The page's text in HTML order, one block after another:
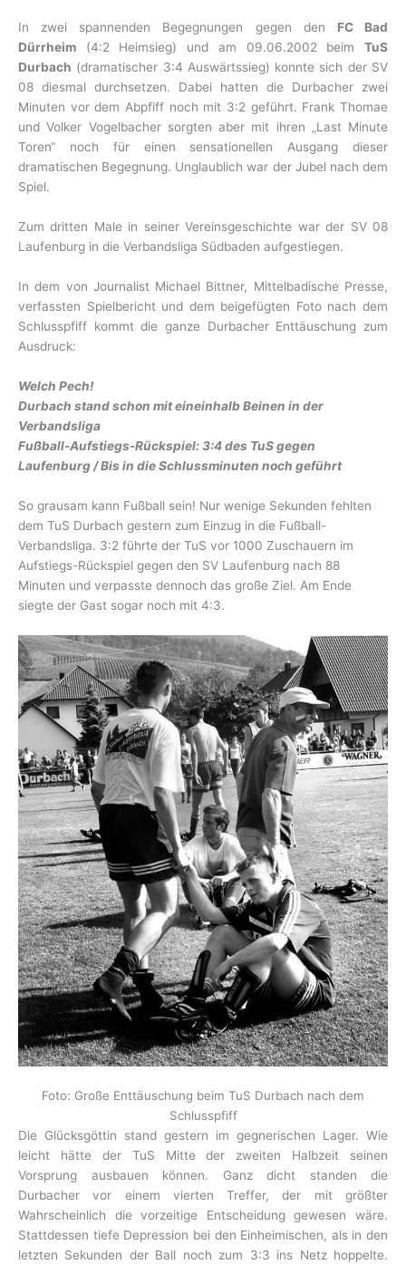
In zwei spannenden Begegnungen gegen den FC Bad
Dürrheim (4:2 Heimsieg) und am 09.06.2002 beim TuS
Durbach (dramatischer 3:4 Auswärtssieg) konnte sich der SV
08 diesmal durchsetzen. Dabei hatten die Durbacher zwei
Minuten vor dem Abpfiff noch mit 3:2 geführt. Frank Thomae
und Volker Vogelbacher sorgten aber mit ihren „Last Minute
Toren“ noch für einen sensationellen Ausgang dieser
dramatischen Begegnung. Unglaublich war der Jubel nach dem
Spiel.
Zum dritten Male in seiner Vereinsgeschichte war der SV 08
Laufenburg in die Verbandsliga Südbaden aufgestiegen.
In dem von Journalist Michael Bittner, Mittelbadische Presse,
verfassten Spielbericht und dem beigefügten Foto nach dem
Schlusspfiff kommt die ganze Durbacher Enttäuschung zum
Ausdruck:
Welch Pech!
Durbach stand schon mit eineinhalb Beinen in der
Verbandsliga
Fußball-Aufstiegs-Rückspiel: 3:4 des TuS gegen
Laufenburg / Bis in die Schlussminuten noch geführt
So grausam kann Fußball sein! Nur wenige Sekunden fehlten
dem TuS Durbach gestern zum Einzug in die Fußball-
Verbandsliga. 3:2 führte der TuS vor 1000 Zuschauern im
Aufstiegs-Rückspiel gegen den SV Laufenburg nach 88
Minuten und verpasste dennoch das große Ziel. Am Ende
siegte der Gast sogar noch mit 4:3.
Foto: Große Enttäuschung beim TuS Durbach nach dem
Schlusspfiff
Die Glücksgöttin stand gestern im gegnerischen Lager. Wie
leicht hätte der TuS Mitte der zweiten Halbzeit seinen
Vorsprung ausbauen können. Ganz dicht standen die
Durbacher vor einem vierten Treffer, der mit größter
Wahrscheinlich die vorzeitige Entscheidung gewesen wäre.
Stattdessen tiefe Depression bei den Einheimischen, als in den
letzten Sekunden der Ball noch zum 3:3 ins Netz hoppelte.